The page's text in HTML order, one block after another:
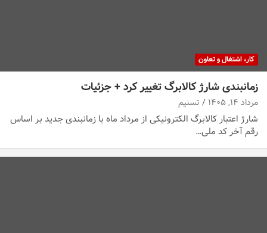
کار، اشتغال و تعاون
زمانبندی شارژ کالابرگ تغییر کرد + جزئیات
مرداد ۱۴, ۱۴۰۵ تسنیم
شارژ اعتبار کالابرگ الکترونیکی از مرداد ماه با زمانبندی جدید بر اساس
رقم آخر کد ملی…